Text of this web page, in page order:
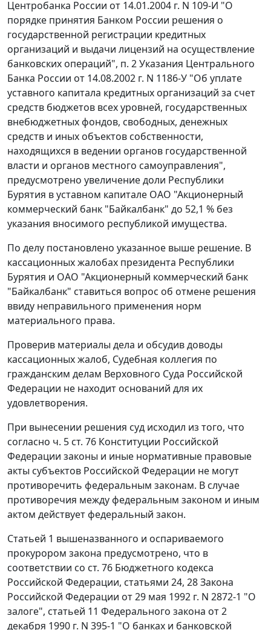
Центробанка России от 14.01.2004 г. N 109-И "О
порядке принятия Банком России решения о
государственной регистрации кредитных
организаций и выдачи лицензий на осуществление
банковских операций", п. 2 Указания Центрального
Банка России от 14.08.2002 г. N 1186-У "Об уплате
уставного капитала кредитных организаций за счет
средств бюджетов всех уровней, государственных
внебюджетных фондов, свободных, денежных
средств и иных объектов собственности,
находящихся в ведении органов государственной
власти и органов местного самоуправления",
предусмотрено увеличение доли Республики
Бурятия в уставном капитале ОАО "Акционерный
коммерческий банк "Байкалбанк" до 52,1 % без
указания вносимого республикой имущества.
По делу постановлено указанное выше решение. В
кассационных жалобах президента Республики
Бурятия и ОАО "Акционерный коммерческий банк
"Байкалбанк" ставиться вопрос об отмене решения
ввиду неправильного применения норм
материального права.
Проверив материалы дела и обсудив доводы
кассационных жалоб, Судебная коллегия по
гражданским делам Верховного Суда Российской
Федерации не находит оснований для их
удовлетворения.
При вынесении решения суд исходил из того, что
согласно ч. 5 ст. 76 Конституции Российской
Федерации законы и иные нормативные правовые
акты субъектов Российской Федерации не могут
противоречить федеральным законам. В случае
противоречия между федеральным законом и иным
актом действует федеральный закон.
Статьей 1 вышеназванного и оспариваемого
прокурором закона предусмотрено, что в
соответствии со ст. 76 Бюджетного кодекса
Российской Федерации, статьями 24, 28 Закона
Российской Федерации от 29 мая 1992 г. N 2872-1 "О
залоге", статьей 11 Федерального закона от 2
декабря 1990 г. N 395-1 "О банках и банковской